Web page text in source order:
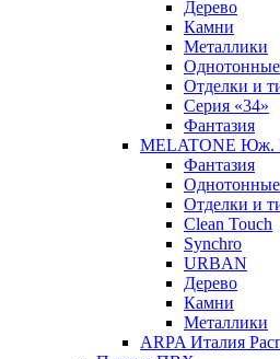
Дерево
Камни
Металлики
Отделки и
Серия «34»
Фантазия
MELATONE Юж.
Фантазия
Отделки и
Clean Touch
Synchro
URBAN
Дерево
Камни
Металлики
ARPA Италия